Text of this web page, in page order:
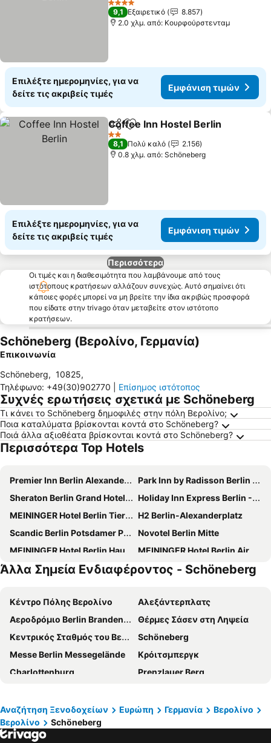
4 Αστέρια
9,1 Εξαιρετικό
8.857
2.0 χλμ. από: Κουρφούρστενταμ
Επιλέξτε ημερομηνίες, για να
δείτε τις ακριβείς τιμές
Εμφάνιση τιμών
Κοινοποίηση
Προσθήκη στα αγαπημένα
Coffee Inn Hostel Berlin
2 Αστέρια
8,1 Πολύ καλό
2.156
0.8 χλμ. από: Schöneberg
Επιλέξτε ημερομηνίες, για να
δείτε τις ακριβείς τιμές
Εμφάνιση τιμών
Περισσότερα
Οι τιμές και η διαθεσιμότητα που λαμβάνουμε από τους
ιστότοπους κρατήσεων αλλάζουν συνεχώς. Αυτό σημαίνει ότι
κάποιες φορές μπορεί να μη βρείτε την ίδια ακριβώς προσφορά
που είδατε στην trivago όταν μεταβείτε στον ιστότοπο
κρατήσεων.
Schöneberg (Βερολίνο, Γερμανία)
Επικοινωνία
Schöneberg, 10825,
Τηλέφωνο: +49(30)902770 Επίσημος ιστότοπος
Συχνές ερωτήσεις σχετικά με Schöneberg
Τι κάνει το Schöneberg δημοφιλές στην πόλη Βερολίνο;
Ποια καταλύματα βρίσκονται κοντά στο Schöneberg?
Ποιά άλλα αξιοθέατα βρίσκονται κοντά στο Schöneberg?
Περισσότερα Top Hotels
Premier Inn Berlin Alexanderplatz hotel
Park Inn by Radisson Berlin Alexanderplatz
Sheraton Berlin Grand Hotel Esplanade
Holiday Inn Express Berlin - Alexanderplatz By Ihg
MEININGER Hotel Berlin Tiergarten
H2 Berlin-Alexanderplatz
Scandic Berlin Potsdamer Platz
Novotel Berlin Mitte
MEININGER Hotel Berlin Hauptbahnhof
MEININGER Hotel Berlin Airport
Maritim proArte Hotel Berlin
Eurostars Berlin
MEININGER Hotel Berlin East Side Gallery
IntercityHotel Berlin Hauptbahnhof
Hampton by Hilton Berlin City Centre Alexanderplatz
The Ritz-Carlton, Berlin
City Guesthouse Pension Berlin
Hotel Riu Plaza Berlin
NH Berlin Alexanderplatz
Premier Inn Berlin City Spittelmarkt hotel
Wyndham Garden Berlin Mitte
Titanic Comfort Mitte
a&o Berlin Mitte
greet Berlin Alexanderplatz
Novotel Suites Berlin City Potsdamer Platz
Άλλα Σημεία Ενδιαφέροντος - Schöneberg
Κέντρο Πόλης Βερολίνο
Αλεξάντερπλατς
Αεροδρόμιο Berlin Brandenburg
Θέρμες Σάσεν στη Ληψεία
Κεντρικός Σταθμός του Βερολίνου
Schöneberg
Messe Berlin Messegelände
Κρόιτσμπεργκ
Charlottenburg
Prenzlauer Berg
Alexanderplatz
Uber Arena
ILA - International Aerospace Exhibition Berlin-Brandenburg
Αναζήτηση Ξενοδοχείων Ευρώπη Γερμανία
Βερολίνο
Βερολίνο
Schöneberg